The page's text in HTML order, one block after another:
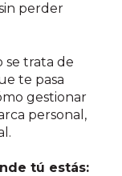
perder
se trata de
te pasa
gestionar
personal,
tú estás: